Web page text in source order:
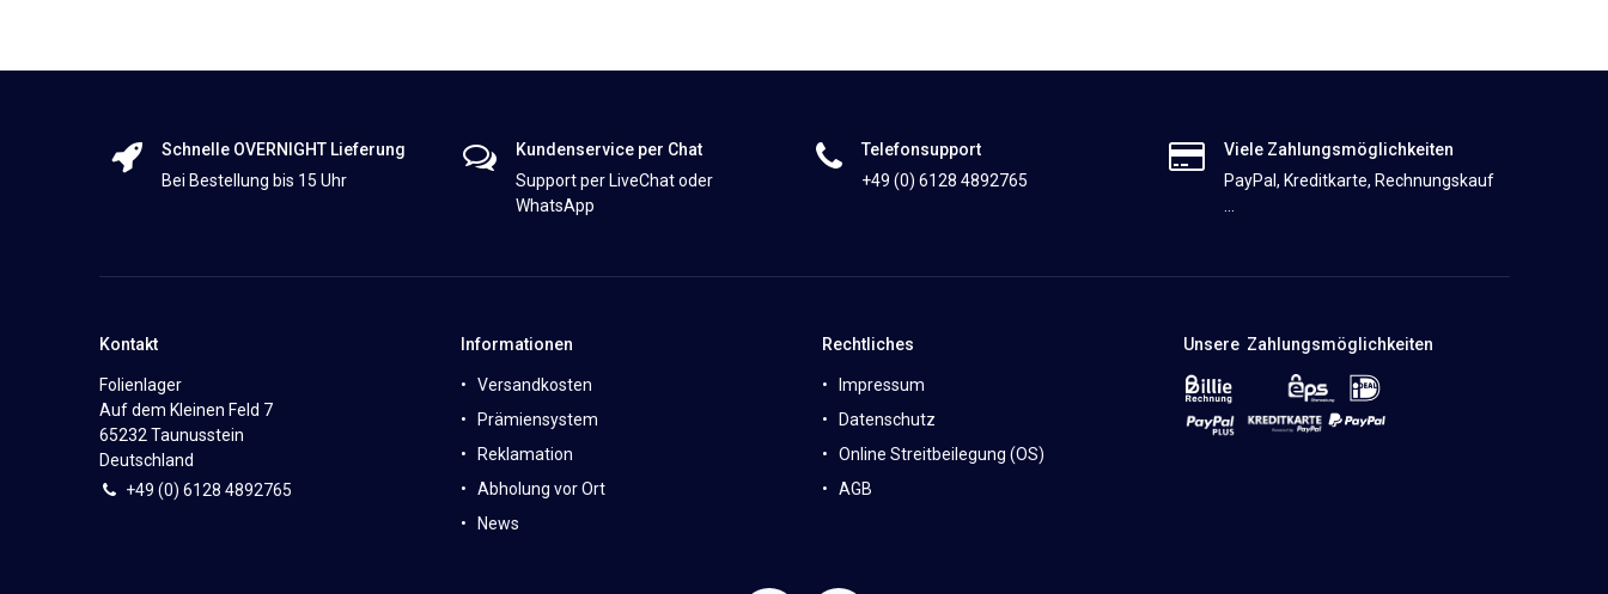
Schnelle OVERNIGHT Lieferung
Bei Bestellung bis 15 Uhr
Kundenservice per Chat
Support per LiveChat oder
WhatsApp
Telefonsupport
+49 (0) 6128 4892765
Viele Zahlungsmöglichkeiten
PayPal, Kreditkarte, Rechnungskauf
Kontakt
Folienlager
Auf dem Kleinen Feld 7
65232 Taunusstein
Deutschland
+49 (0) 6128 4892765
Informationen
Versandkosten
Prämiensystem
Reklamation
Abholung vor Ort
News
Rechtliches
Impressum
Datenschutz
Online Streitbeilegung (OS)
AGB
Unsere Zahlungsmöglichkeiten